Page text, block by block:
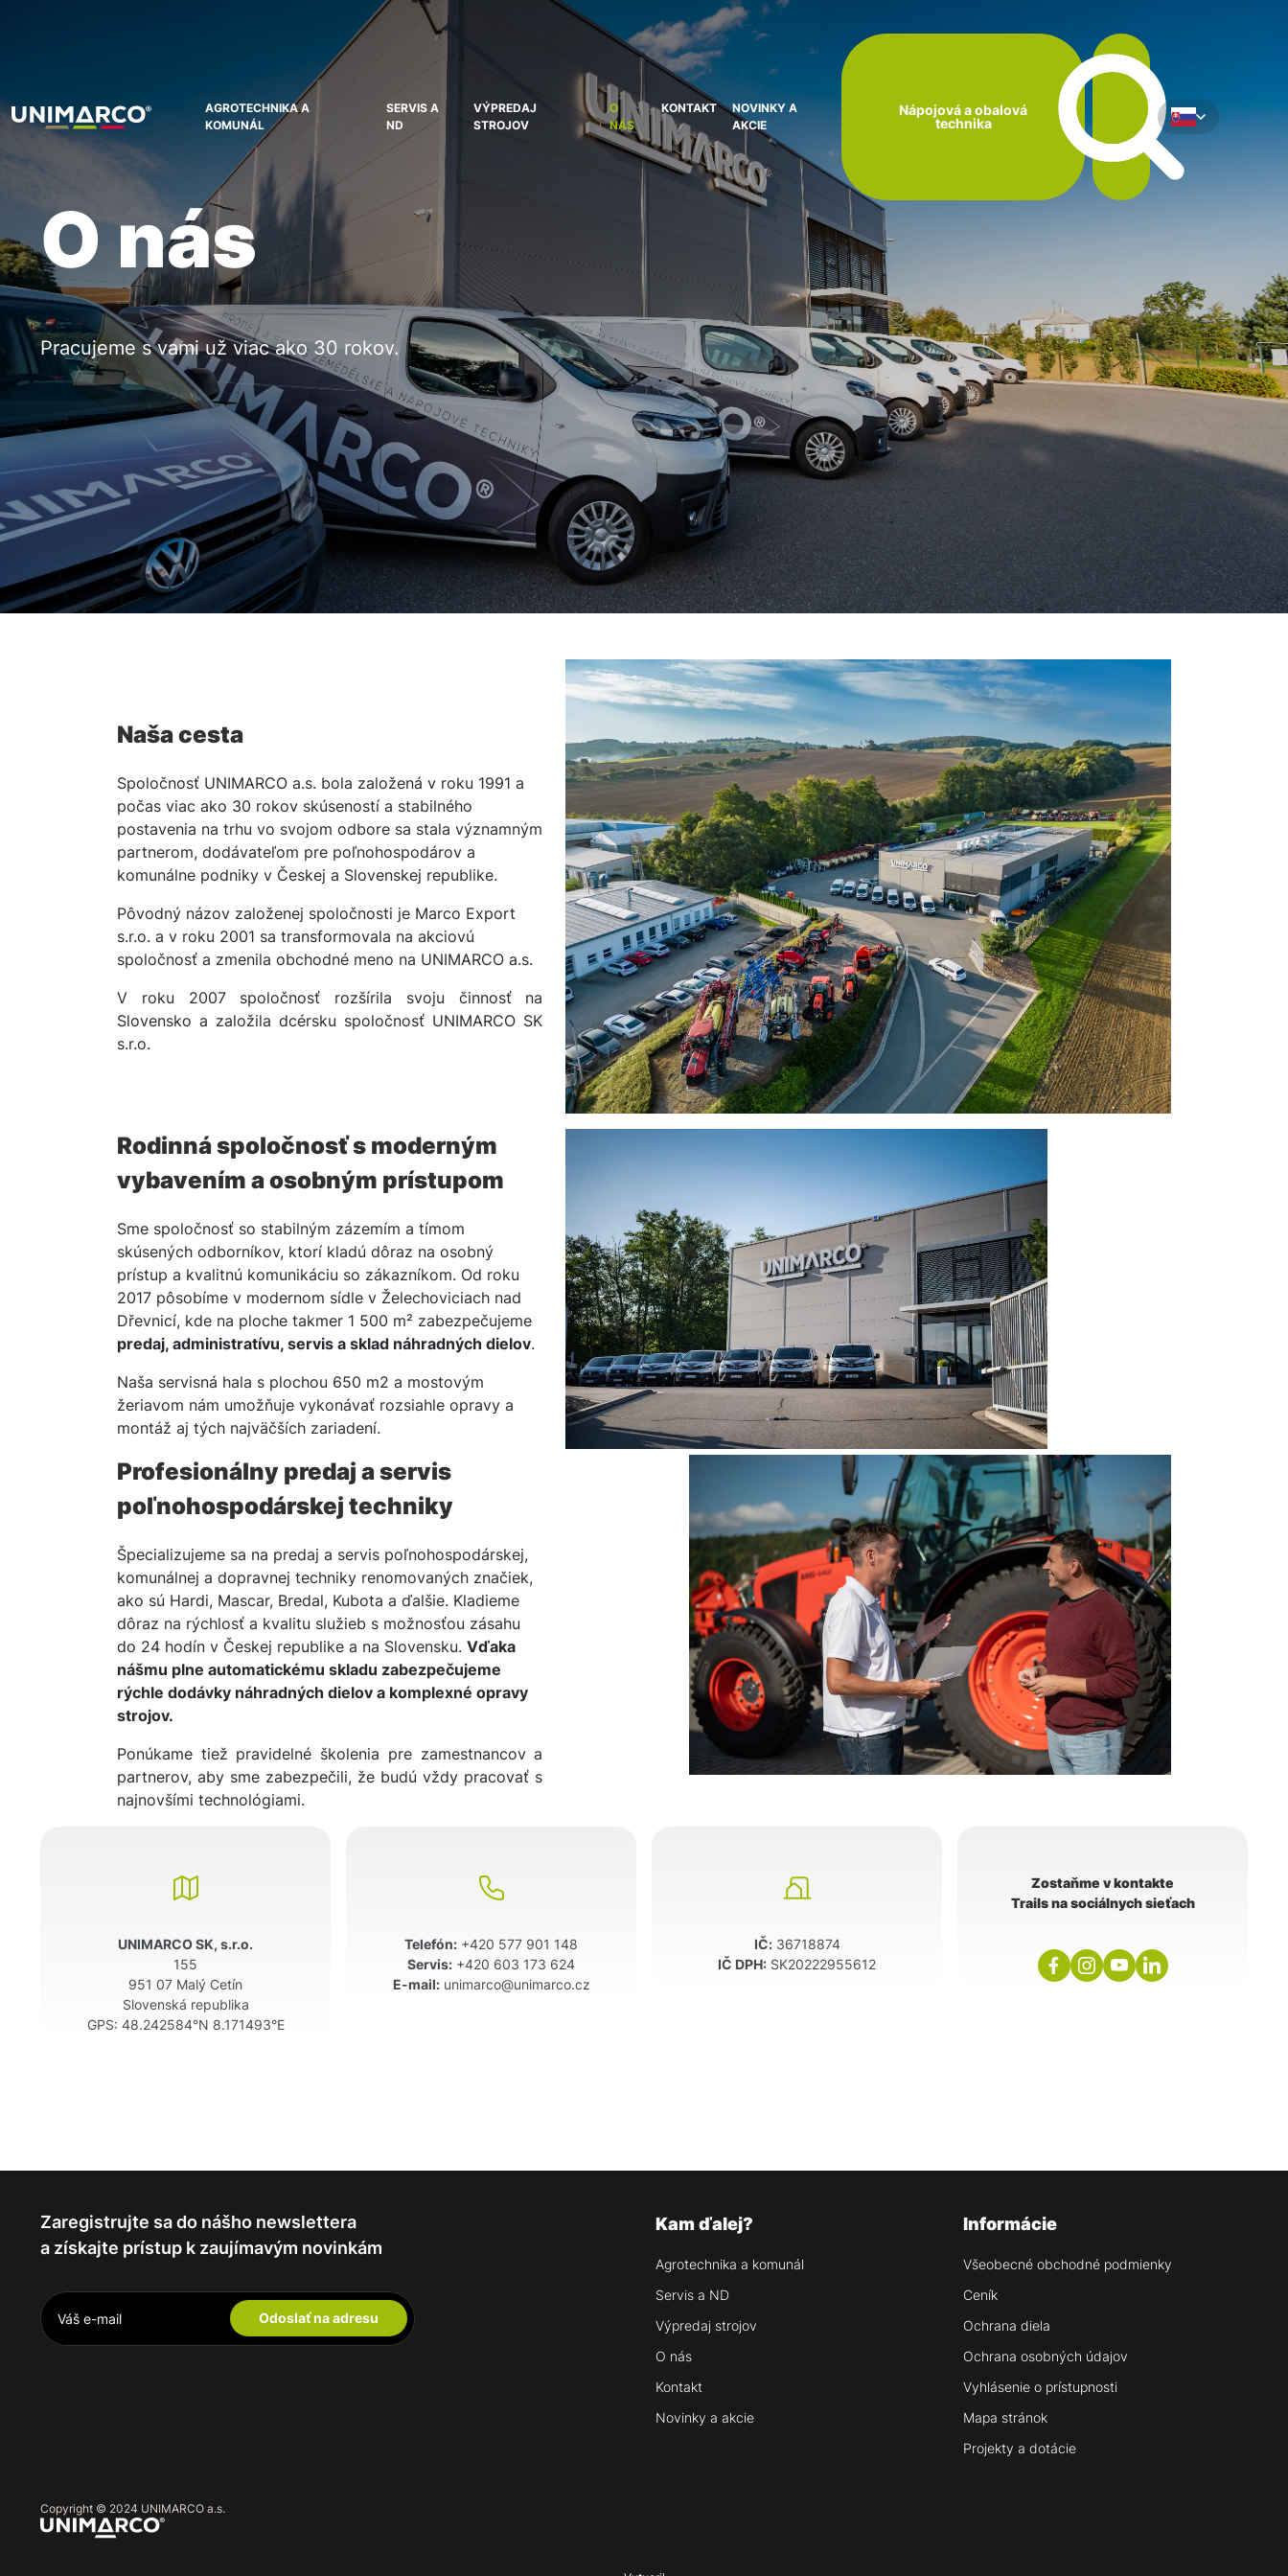
AGROTECHNIKA A
KOMUNÁL
SERVIS A
ND
VÝPREDAJ
STROJOV
O
NÁS
KONTAKT
NOVINKY A
AKCIE
Nápojová a obalová
technika
O nás
Pracujeme s vami už viac ako 30 rokov.
Naša cesta
Spoločnosť UNIMARCO a.s. bola založená v roku 1991 a
počas viac ako 30 rokov skúseností a stabilného
postavenia na trhu vo svojom odbore sa stala významným
partnerom, dodávateľom pre poľnohospodárov a
komunálne podniky v Českej a Slovenskej republike.
Pôvodný názov založenej spoločnosti je Marco Export
s.r.o. a v roku 2001 sa transformovala na akciovú
spoločnosť a zmenila obchodné meno na UNIMARCO a.s.
V roku 2007 spoločnosť rozšírila svoju činnosť na
Slovensko a založila dcérsku spoločnosť UNIMARCO SK
s.r.o.
Rodinná spoločnosť s moderným
vybavením a osobným prístupom
Sme spoločnosť so stabilným zázemím a tímom
skúsených odborníkov, ktorí kladú dôraz na osobný
prístup a kvalitnú komunikáciu so zákazníkom. Od roku
2017 pôsobíme v modernom sídle v Želechoviciach nad
Dřevnicí, kde na ploche takmer 1 500 m² zabezpečujeme
predaj, administratívu, servis a sklad náhradných dielov.
Naša servisná hala s plochou 650 m2 a mostovým
žeriavom nám umožňuje vykonávať rozsiahle opravy a
montáž aj tých najväčších zariadení.
Profesionálny predaj a servis
poľnohospodárskej techniky
Špecializujeme sa na predaj a servis poľnohospodárskej,
komunálnej a dopravnej techniky renomovaných značiek,
ako sú Hardi, Mascar, Bredal, Kubota a ďalšie. Kladieme
dôraz na rýchlosť a kvalitu služieb s možnosťou zásahu
do 24 hodín v Českej republike a na Slovensku.Vďaka
nášmu plne automatickému skladu zabezpečujeme
rýchle dodávky náhradných dielov a komplexné opravy
strojov.
Ponúkame tiež pravidelné školenia pre zamestnancov a
partnerov, aby sme zabezpečili, že budú vždy pracovať s
najnovšími technológiami.
UNIMARCO SK, s.r.o.
155
951 07 Malý Cetín
Slovenská republika
GPS: 48.242584°N 8.171493°E
Telefón: +420 577 901 148
Servis: +420 603 173 624
E-mail: unimarco@unimarco.cz
IČ:36718874
IČ DPH: SK20222955612
Zostaňme v kontakte
Trails na sociálnych sieťach
Zaregistrujte sa do nášho newslettera
a získajte prístup k zaujímavým novinkám
Odoslať na adresu
Kam ďalej?
Agrotechnika a komunál
Servis a ND
Výpredaj strojov
O nás
Kontakt
Novinky a akcie
Informácie
Všeobecné obchodné podmienky
Ceník
Ochrana diela
Ochrana osobných údajov
Vyhlásenie o prístupnosti
Mapa stránok
Projekty a dotácie
Copyright © 2024 UNIMARCO a.s.